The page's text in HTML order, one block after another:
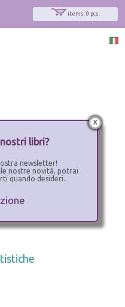
items: 0 pcs.
x
libri?
newsletter!
nostre novità, potrai
quando desideri.